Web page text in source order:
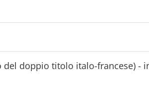
doppio titolo italo-francese) -